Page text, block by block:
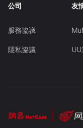
公司
服務協議
隱私協議
友